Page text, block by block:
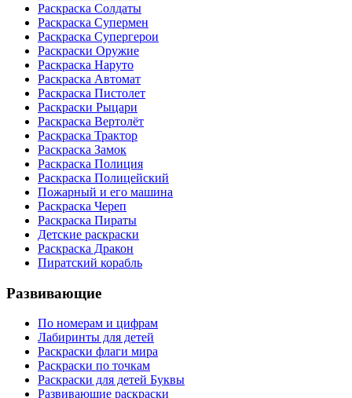
Раскраска Солдаты
Раскраска Супермен
Раскраска Супергерои
Раскраски Оружие
Раскраска Наруто
Раскраска Автомат
Раскраска Пистолет
Раскраски Рыцари
Раскраска Вертолёт
Раскраска Трактор
Раскраска Замок
Раскраска Полиция
Раскраска Полицейский
Пожарный и его машина
Раскраска Череп
Раскраска Пираты
Детские раскраски
Раскраска Дракон
Пиратский корабль
Развивающие
По номерам и цифрам
Лабиринты для детей
Раскраски флаги мира
Раскраски по точкам
Раскраски для детей Буквы
Развивающие раскраски